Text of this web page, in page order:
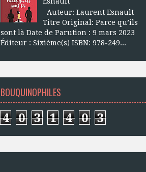
Auteur: Laurent Esnault
Titre Original: Parce qu’ils
sont là Date de Parution : 9 mars 2023
Éditeur : Sixième(s) ISBN: 978-249...
BOUQUINOPHILES
4 0 3 1 4 0 3